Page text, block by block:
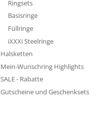
Ringsets
Basisringe
Füllringe
iXXXi Steelringe
Halsketten
Mein-Wunschring Highlights
SALE - Rabatte
Gutscheine und Geschenksets